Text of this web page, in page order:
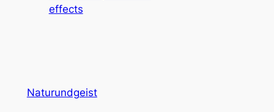
effects
Naturundgeist